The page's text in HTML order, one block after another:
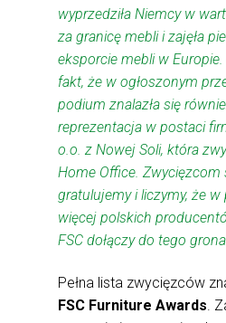
wyprzedziła Niemcy w
za granicę mebli i zajęła
eksporcie mebli w
fakt, że w ogłoszonym
podium znalazła się
reprezentacja w postaci
o.o. z Nowej Soli, która
Home Office. Zwycięzcom
gratulujemy i liczymy, że w
więcej polskich
FSC dołączy do tego grona.
Pełna lista zwycięzców
FSC Furniture Awards.